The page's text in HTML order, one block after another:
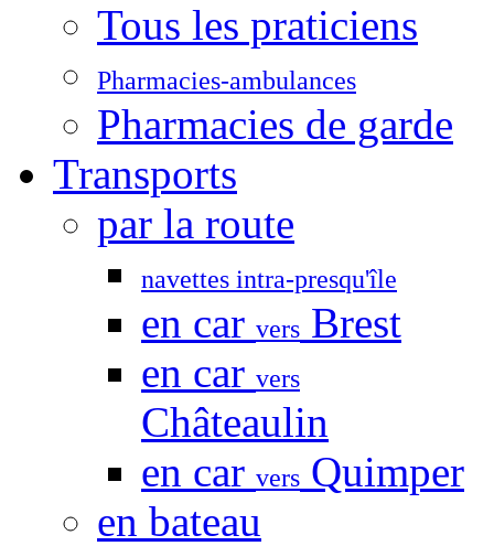
Tous les praticiens
Pharmacies-ambulances
Pharmacies de garde
Transports
par la route
navettes intra-presqu'île
en car vers Brest
en car vers
Châteaulin
en car vers Quimper
en bateau